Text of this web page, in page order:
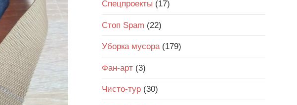
Спецпроекты (17)
Стоп Spam (22)
Уборка мусора(179)
Фан-арт (3)
Чисто-тур (30)